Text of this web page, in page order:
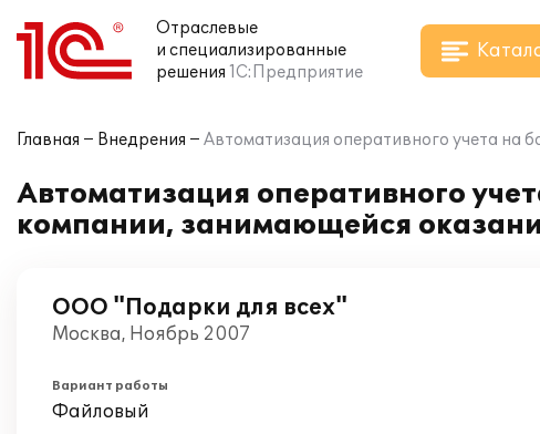
Отраслевые
и специализированные
решения 1С:Предприятие
Главная Внедрения Автоматизация оперативного учета на
Автоматизация оперативного
компании, занимающейся
ООО "Подарки для всех"
Москва, Ноябрь 2007
Вариант работы
Файловый